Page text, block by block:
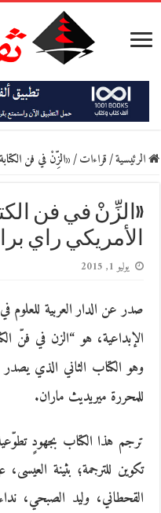
الرئيسية/قراءات/«الزِّنْ في فن
«الزِّنْ في فن
الأمريكي راي
يوليو 1, 2015
صدر عن الدار العربية للعلوم
الإبداعية، هو “الزن في فنّ
وهو الكتاب الثاني الذي
للمحررة ميريديث ماران.
ترجم هذا الكتاب بجهودٍ
تكوين للترجمة؛ بثينة
القحطاني، وليد الصبحي،